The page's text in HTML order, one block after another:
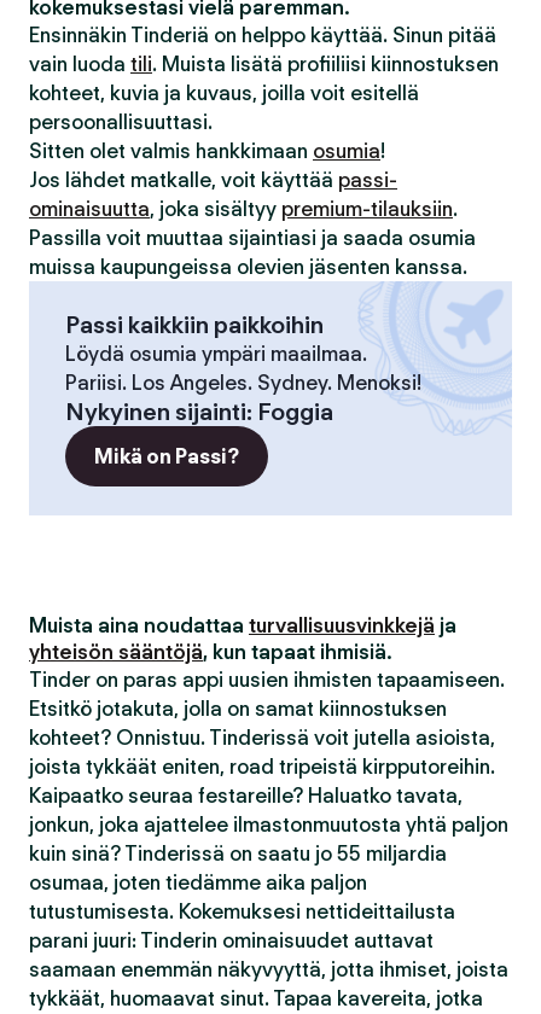
kokemuksestasi vielä paremman.
Ensinnäkin Tinderiä on helppo käyttää. Sinun pitää
vain luoda tili. Muista lisätä profiiliisi kiinnostuksen
kohteet, kuvia ja kuvaus, joilla voit esitellä
persoonallisuuttasi.
Sitten olet valmis hankkimaan osumia!
Jos lähdet matkalle, voit käyttää passi-
ominaisuutta, joka sisältyy premium-tilauksiin.
Passilla voit muuttaa sijaintiasi ja saada osumia
muissa kaupungeissa olevien jäsenten kanssa.
Passi kaikkiin paikkoihin
Löydä osumia ympäri maailmaa.
Pariisi. Los Angeles. Sydney. Menoksi!
Nykyinen sijainti: Foggia
Mikä on Passi?
Muista aina noudattaa turvallisuusvinkkejä ja
yhteisön sääntöjä, kun tapaat ihmisiä.
Tinder on paras appi uusien ihmisten tapaamiseen.
Etsitkö jotakuta, jolla on samat kiinnostuksen
kohteet? Onnistuu. Tinderissä voit jutella asioista,
joista tykkäät eniten, road tripeistä kirpputoreihin.
Kaipaatko seuraa festareille? Haluatko tavata,
jonkun, joka ajattelee ilmastonmuutosta yhtä paljon
kuin sinä? Tinderissä on saatu jo 55 miljardia
osumaa, joten tiedämme aika paljon
tutustumisesta. Kokemuksesi nettideittailusta
parani juuri: Tinderin ominaisuudet auttavat
saamaan enemmän näkyvyyttä, jotta ihmiset, joista
tykkäät, huomaavat sinut. Tapaa kavereita, jotka